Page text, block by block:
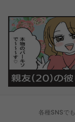
各種SNSでも